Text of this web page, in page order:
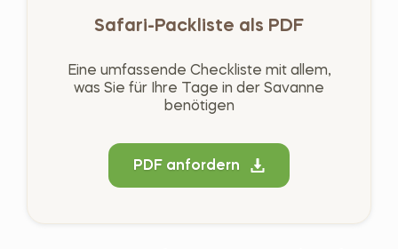
Safari-Packliste als PDF
Eine umfassende Checkliste mit allem,
was Sie für Ihre Tage in der Savanne
benötigen
PDF anfordern